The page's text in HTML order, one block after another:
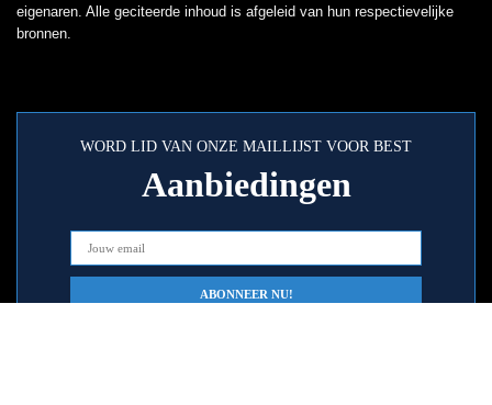
eigenaren. Alle geciteerde inhoud is afgeleid van hun respectievelijke
bronnen.
WORD LID VAN ONZE MAILLIJST VOOR BEST
Aanbiedingen